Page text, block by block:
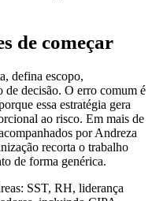
de começar
defina escopo,
decisão. O erro comum é
essa estratégia gera
ao risco. Em mais de
por Andreza
recorta o trabalho
de forma genérica.
SST, RH, liderança